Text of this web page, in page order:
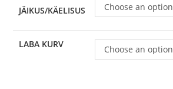
JÄIKUS/KÄELISUS Choose an option
LABA KURV Choose an option